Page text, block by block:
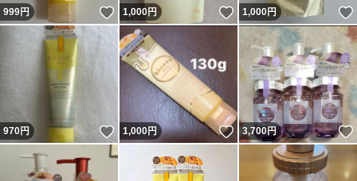
999円 いいね！
1,000円 いいね！
1,000円
970円 いいね！
1,000円 いいね！
3,700円